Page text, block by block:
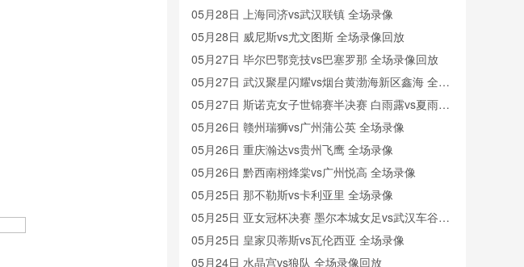
科斯vs王曼昱/蒯曼 全场录像回放
05月28日 上海同济vs武汉联镇 全场录像
05月28日 威尼斯vs尤文图斯 全场录像回放
05月27日 毕尔巴鄂竞技vs巴塞罗那 全场录像回放
05月27日 武汉聚星闪耀vs烟台黄渤海新区鑫海 全场
录像
05月27日 斯诺克女子世锦赛半决赛 白雨露vs夏雨滢
全场录像回放
05月26日 赣州瑞狮vs广州蒲公英 全场录像
05月26日 重庆瀚达vs贵州飞鹰 全场录像
05月26日 黔西南栩烽棠vs广州悦高 全场录像
05月25日 那不勒斯vs卡利亚里 全场录像
05月25日 亚女冠杯决赛 墨尔本城女足vs武汉车谷江
大女足 全场录像回放
05月25日 皇家贝蒂斯vs瓦伦西亚 全场录像
05月24日 水晶宫vs狼队 全场录像回放